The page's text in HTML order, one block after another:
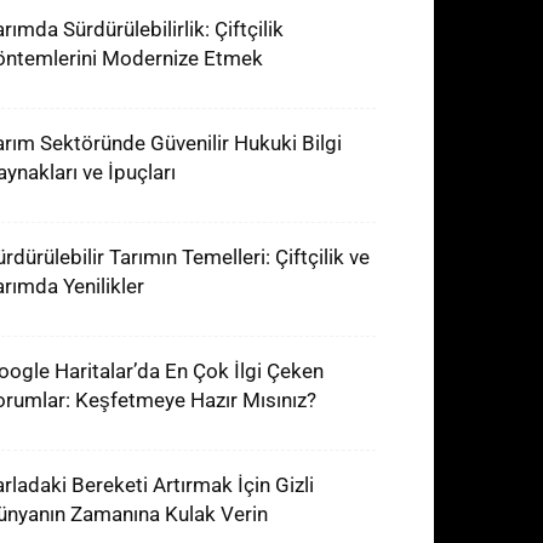
Sürdürülebilirlik: Çiftçilik
Modernize Etmek
Sektöründe Güvenilir Hukuki Bilgi
ve İpuçları
Tarımın Temelleri: Çiftçilik ve
Yenilikler
Haritalar’da En Çok İlgi Çeken
Keşfetmeye Hazır Mısınız?
Bereketi Artırmak İçin Gizli
Zamanına Kulak Verin